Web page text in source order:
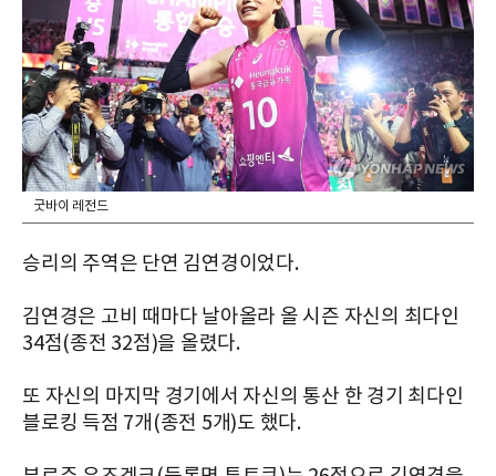
굿바이 레전드
승리의 주역은 단연 김연경이었다.
김연경은 고비 때마다 날아올라 올 시즌 자신의 최다인
34점(종전 32점)을 올렸다.
또 자신의 마지막 경기에서 자신의 통산 한 경기 최다인
블로킹 득점 7개(종전 5개)도 했다.